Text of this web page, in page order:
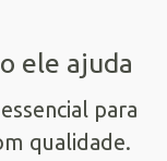
ele ajuda
para
qualidade.